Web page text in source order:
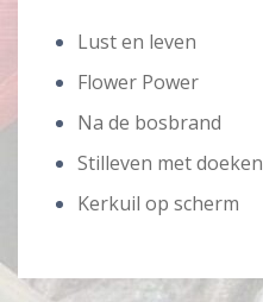
Lust en leven
Flower Power
Na de bosbrand
Stilleven met doeken
Kerkuil op scherm